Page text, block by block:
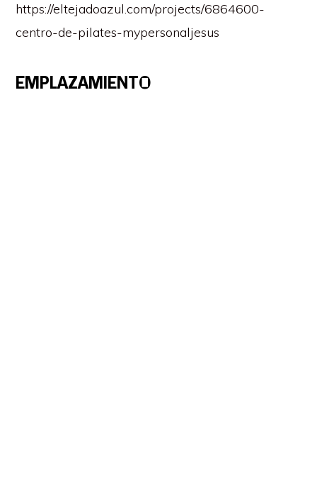
https://eltejadoazul.com/projects/6864600-
centro-de-pilates-mypersonaljesus
EMPLAZAMIENTO